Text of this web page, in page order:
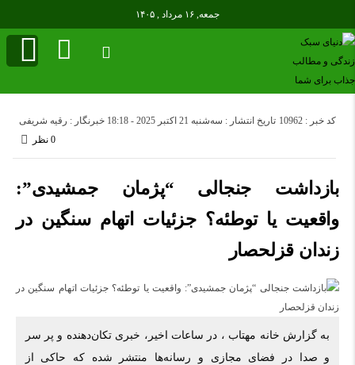
جمعه, ۱۶ مرداد , ۱۴۰۵
تاریخ انتشار : سه‌شنبه 21 اکتبر 2025 - 18:18 خبرنگار : رقیه شریفی
کد خبر : 10962
0 نظر
بازداشت جنجالی “پژمان جمشیدی”:
واقعیت یا توطئه؟ جزئیات اتهام سنگین در
زندان قزلحصار
به گزارش خانه مهتاب ، در ساعات اخیر، خبری تکان‌دهنده و پر سر
و صدا در فضای مجازی و رسانه‌ها منتشر شده که حاکی از